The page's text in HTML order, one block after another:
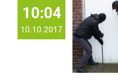
10:04
10.10.2017